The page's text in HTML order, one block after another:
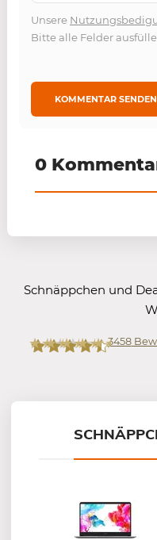
Unsere
Bitte alle Felder
0
Schnäppchen und
3458